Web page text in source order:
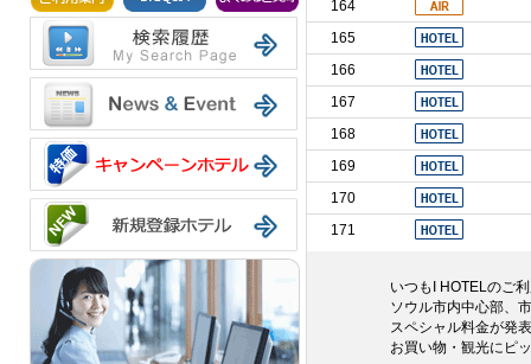
164
165
166
167
168
169
170
171
いつもI HOTELのご
ソウル市内中心部、
スペシャル料金が発
お買い物・観光にピ